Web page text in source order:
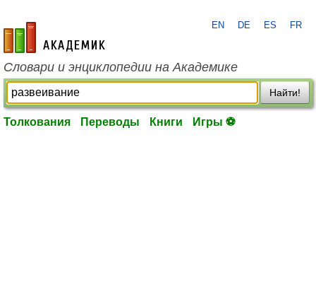
academic.ru
EN DE ES FR
Словари и энциклопедии на Академике
Найти!
Толкования Переводы Книги Игры ⚽